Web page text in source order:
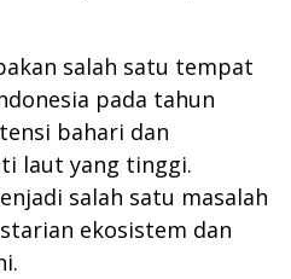
salah satu tempat
pada tahun
bahari dan
laut yang tinggi.
salah satu masalah
ekosistem dan